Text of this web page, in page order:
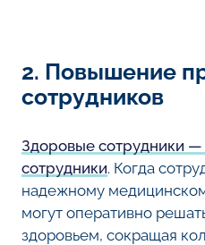
2. Повышение
сотрудников
Здоровые сотрудники
сотрудники. Когда
надежному
могут оперативно
здоровьем, сокращая